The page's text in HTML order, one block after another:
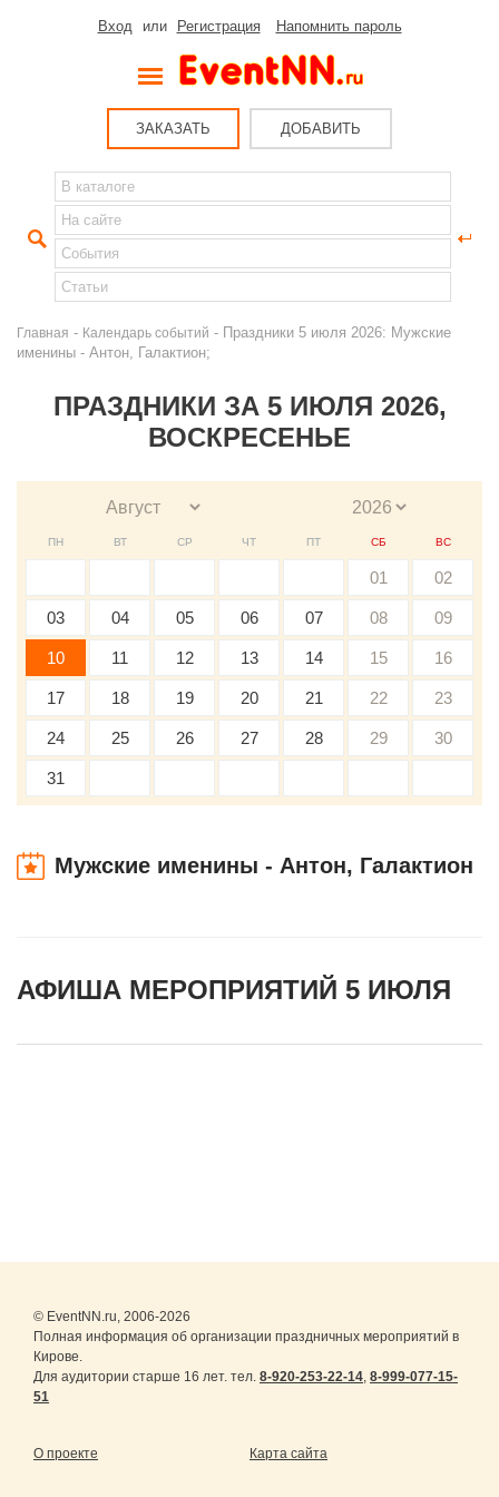
Вход или Регистрация Напомнить пароль
ЗАКАЗАТЬ ДОБАВИТЬ
Главная - Календарь событий - Праздники 5 июля 2026: Мужские
именины - Антон, Галактион;
ПРАЗДНИКИ ЗА 5 ИЮЛЯ 2026,
ВОСКРЕСЕНЬЕ
ПН ВТ СР ЧТ ПТ СБ ВС
01 02
03 04 05 06 07 08 09
10 11 12 13 14 15 16
17 18 19 20 21 22 23
24 25 26 27 28 29 30
31
Мужские именины - Антон, Галактион
АФИША МЕРОПРИЯТИЙ 5 ИЮЛЯ
© EventNN.ru, 2006-2026
Полная информация об организации праздничных мероприятий в
Кирове.
Для аудитории старше 16 лет. тел. 8-920-253-22-14, 8-999-077-15-
51
О проекте Карта сайта